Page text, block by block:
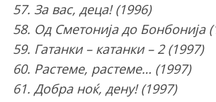
57. За вас, деца! (1996)
58. Од Сметонија до Бонбонија
59. Гатанки – катанки – 2 (1997)
60. Растеме, растеме… (1997)
61. Добра ноќ, дену! (1997)